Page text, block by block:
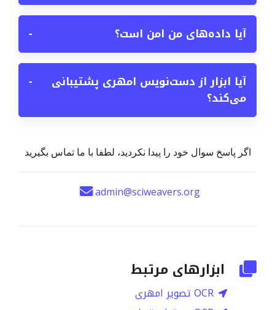
آیا داده‌های من امن است؟ −
آیا ابزار از دست‌نویس امهری پشتیبانی
می‌کند؟
−
اگر پاسخ سوال خود را پیدا نکردید، لطفا با ما تماس بگیرید
admin@sciweavers.org
ابزارهای مرتبط
OCR تصویر امهری